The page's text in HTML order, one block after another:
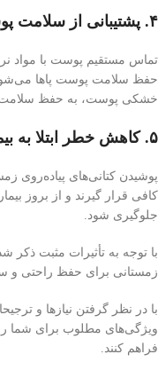
۴. پشتیبانی از سلامت پوست:
تماس مستقیم پوست با مواد
حفظ سلامت پوست پاها می‌شود.
خشکی پوست، به حفظ
۵. کاهش خطر ابتلا به بیماری‌های پا:
پوشیدن کتانی‌های پیاده‌روی
کافی قرار گیرند و از بروز
جلوگیری شود.
با توجه به تأثیرات مثبت ذکر
زمستانی برای حفظ راحتی و
با در نظر گرفتن نیازها و
ویژگی‌های مطلوب برای شما را
فراهم کنند.